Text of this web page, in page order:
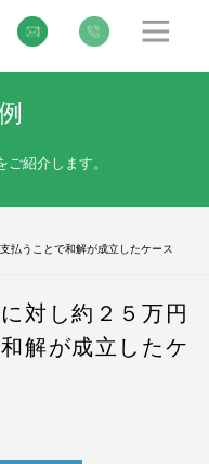
紹介します。
払うことで和解が成立したケース
対し約２５万円
解が成立したケ